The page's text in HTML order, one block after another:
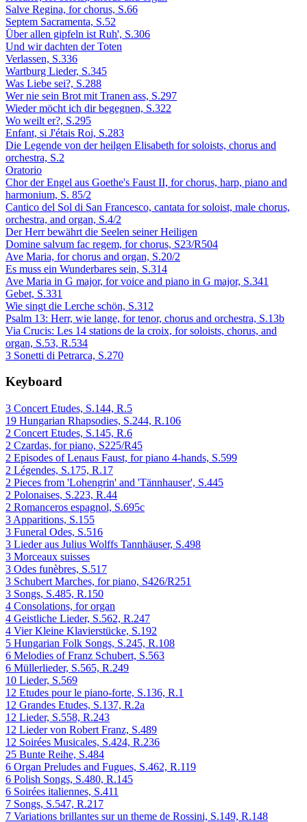
Salve Regina, for chorus, S.66
Septem Sacramenta, S.52
Über allen gipfeln ist Ruh', S.306
Und wir dachten der Toten
Verlassen, S.336
Wartburg Lieder, S.345
Was Liebe sei?, S.288
Wer nie sein Brot mit Tranen ass, S.297
Wieder möcht ich dir begegnen, S.322
Wo weilt er?, S.295
Enfant, si J'étais Roi, S.283
Die Legende von der heilgen Elisabeth for soloists, chorus and
orchestra, S.2
Oratorio
Chor der Engel aus Goethe's Faust II, for chorus, harp, piano and
harmonium, S. 85/2
Cantico del Sol di San Francesco, cantata for soloist, male chorus,
orchestra, and organ, S.4/2
Der Herr bewährt die Seelen seiner Heiligen
Domine salvum fac regem, for chorus, S23/R504
Ave Maria, for chorus and organ, S.20/2
Es muss ein Wunderbares sein, S.314
Ave Maria in G major, for voice and piano in G major, S.341
Gebet, S.331
Wie singt die Lerche schön, S.312
Psalm 13: Herr, wie lange, for tenor, chorus and orchestra, S.13b
Via Crucis: Les 14 stations de la croix, for soloists, chorus, and
organ, S.53, R.534
3 Sonetti di Petrarca, S.270
Keyboard
3 Concert Etudes, S.144, R.5
19 Hungarian Rhapsodies, S.244, R.106
2 Concert Etudes, S.145, R.6
2 Czardas, for piano, S225/R45
2 Episodes of Lenaus Faust, for piano 4-hands, S.599
2 Légendes, S.175, R.17
2 Pieces from 'Lohengrin' and 'Tännhauser', S.445
2 Polonaises, S.223, R.44
2 Romanceros espagnol, S.695c
3 Apparitions, S.155
3 Funeral Odes, S.516
3 Lieder aus Julius Wolffs Tannhäuser, S.498
3 Morceaux suisses
3 Odes funèbres, S.517
3 Schubert Marches, for piano, S426/R251
3 Songs, S.485, R.150
4 Consolations, for organ
4 Geistliche Lieder, S.562, R.247
4 Vier Kleine Klavierstücke, S.192
5 Hungarian Folk Songs, S.245, R.108
6 Melodies of Franz Schubert, S.563
6 Müllerlieder, S.565, R.249
10 Lieder, S.569
12 Etudes pour le piano-forte, S.136, R.1
12 Grandes Etudes, S.137, R.2a
12 Lieder, S.558, R.243
12 Lieder von Robert Franz, S.489
12 Soirées Musicales, S.424, R.236
25 Bunte Reihe, S.484
6 Organ Preludes and Fugues, S.462, R.119
6 Polish Songs, S.480, R.145
6 Soirées italiennes, S.411
7 Songs, S.547, R.217
7 Variations brillantes sur un theme de Rossini, S.149, R.148